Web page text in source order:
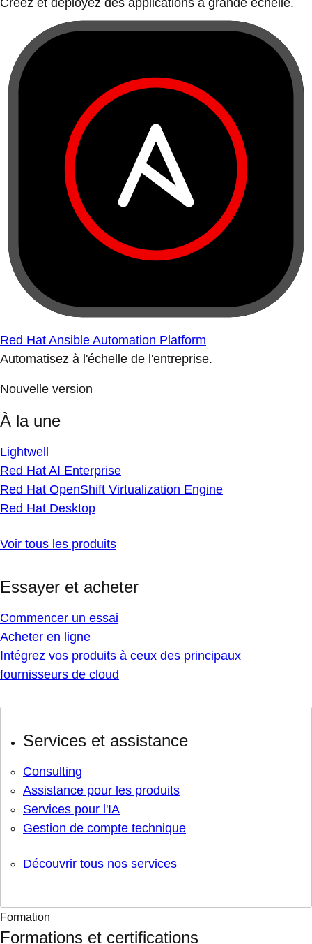
Créez et déployez des applications à grande échelle.
Red Hat Ansible Automation Platform
Automatisez à l'échelle de l'entreprise.
Nouvelle version
À la une
Lightwell
Red Hat AI Enterprise
Red Hat OpenShift Virtualization Engine
Red Hat Desktop
Voir tous les produits
Essayer et acheter
Commencer un essai
Acheter en ligne
Intégrez vos produits à ceux des principaux
fournisseurs de cloud
Services et assistance
Consulting
Assistance pour les produits
Services pour l'IA
Gestion de compte technique
Découvrir tous nos services
Formation
Formations et certifications